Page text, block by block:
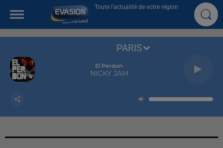
Toute l'actualité de votre région
El Perdon
NICKY JAM
PARIS